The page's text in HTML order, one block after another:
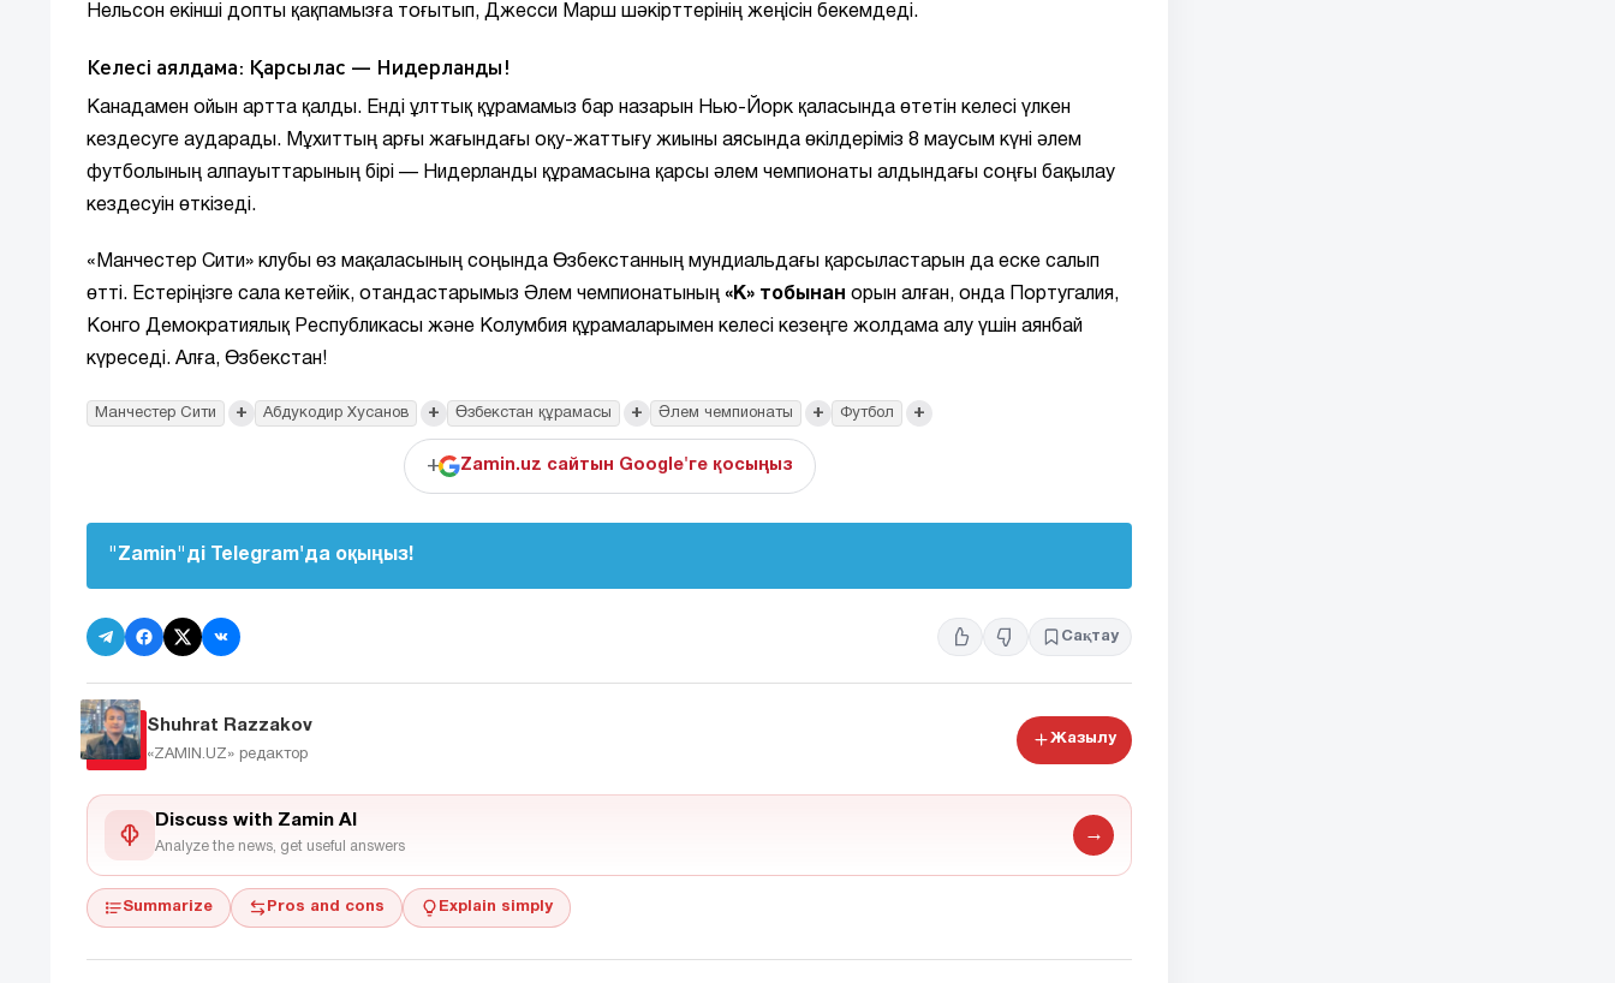
Нельсон екінші допты қақпамызға тоғытып, Джесси Марш шәкірттерінің жеңісін бекемдеді.
Келесі аялдама: Қарсылас — Нидерланды!
Канадамен ойын артта қалды. Енді ұлттық құрамамыз бар назарын Нью-Йорк қаласында өтетін келесі үлкен
кездесуге аударады. Мұхиттың арғы жағындағы оқу-жаттығу жиыны аясында өкілдеріміз 8 маусым күні әлем
футболының алпауыттарының бірі — Нидерланды құрамасына қарсы әлем чемпионаты алдындағы соңғы бақылау
кездесуін өткізеді.
«Манчестер Сити» клубы өз мақаласының соңында Өзбекстанның мундиальдағы қарсыластарын да еске салып
өтті. Естеріңізге сала кетейік, отандастарымыз Әлем чемпионатының «К» тобынан орын алған, онда Португалия,
Конго Демократиялық Республикасы және Колумбия құрамаларымен келесі кезеңге жолдама алу үшін аянбай
күреседі. Алға, Өзбекстан!
Манчестер Сити + Абдукодир Хусанов + Өзбекстан құрамасы + Әлем чемпионаты + Футбол +
+ Zamin.uz сайтын Google'ге қосыңыз
"Zamin"ді Telegram'да оқыңыз!
Сақтау
Shuhrat Razzakov
«ZAMIN.UZ» редактор
Жазылу
Discuss with Zamin AI
Analyze the news, get useful answers
→
Summarize Pros and cons Explain simply